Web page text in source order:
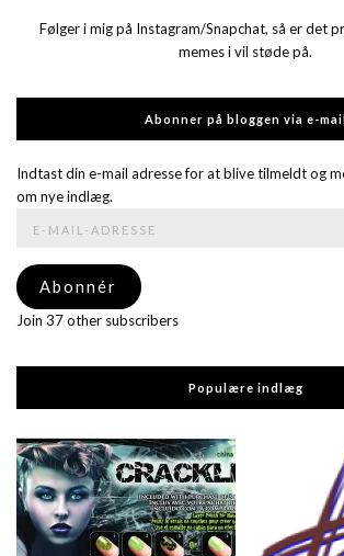
Følger i mig på Instagram/Snapchat, så er det
memes i vil støde på.
Abonner på bloggen via e-mail
Indtast din e-mail adresse for at blive tilmeldt og
om nye indlæg.
adresse
Abonnér
Join 37 other subscribers
Populære indlæg